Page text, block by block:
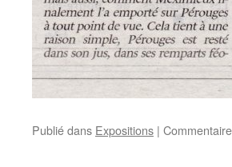
Publié dans Expositions |